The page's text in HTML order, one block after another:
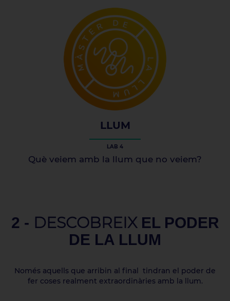
LLUM
LAB 4
Què veiem amb la llum que no veiem?
2 - DESCOBREIXEL PODER
DE LA LLUM
Només aquells que arribin al final tindran el poder de
fer coses realment extraordinàries amb la llum.